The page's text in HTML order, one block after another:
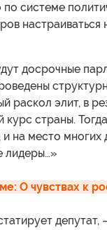
системе
досрочные
раскол элит, в
курс страны.
и на место
лидеры…»
О чувствах к
депутат,